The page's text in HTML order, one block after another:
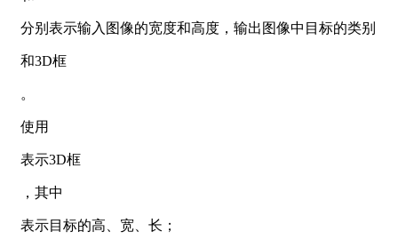
分别表示输入图像的宽度和高度，输出图像中目标的类别
和3D框
。
使用
表示3D框
，其中
表示目标的高、宽、长；